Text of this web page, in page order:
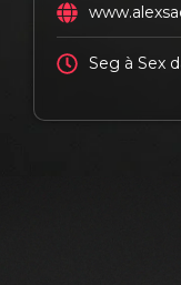
Seg à Sex